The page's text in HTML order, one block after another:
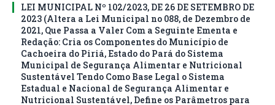
LEI MUNICIPAL Nº 102/2023, DE 26 DE SETEMBRO DE
2023 (Altera a Lei Municipal no 088, de Dezembro de
2021, Que Passa a Valer Com a Seguinte Ementa e
Redação: Cria os Componentes do Município de
Cachoeira do Piriá, Estado do Pará do Sistema
Municipal de Segurança Alimentar e Nutricional
Sustentável Tendo Como Base Legal o Sistema
Estadual e Nacional de Segurança Alimentar e
Nutricional Sustentável, Define os Parâmetros para